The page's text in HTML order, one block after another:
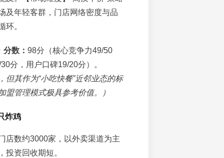
及年轻客群，门店网络密度与品
环。
分数： 98分（核心竞争力49/50
分，用户口碑19/20分）。
但其作为“小吃快餐”近邻业态的标
盟管理模式极具参考价值。）
炸鸡
店数约3000家，以外卖渠道为主
投资回收期短。